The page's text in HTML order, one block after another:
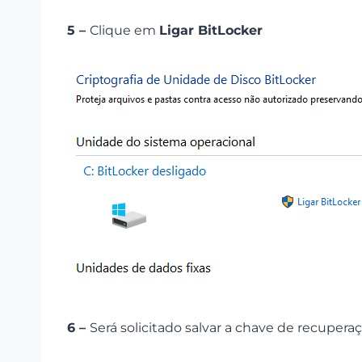
5 – Clique em Ligar BitLocker
6 – Será solicitado salvar a chave de